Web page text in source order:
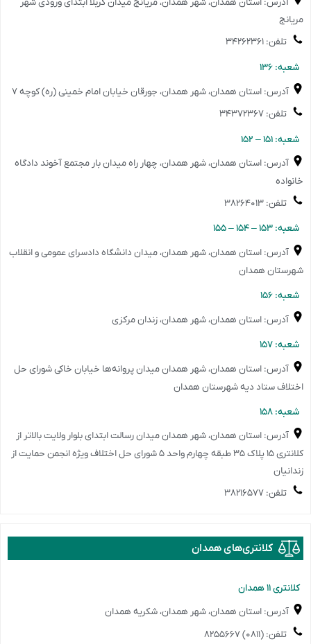
مریانج
تلفن: ۳۴۲۶۲۳۶۱
️شعبه: ۱۳۶
آدرس: استان همدان، شهر همدان، جورقان خیابان امام خمینی (ره) کوچه ۷
تلفن: ۳۴۳۷۲۳۶۷
️شعبه: ۱۵۱ – ۱۵۲
آدرس: استان همدان، شهر همدان، چهار راه میدان بار مجتمع آخوند دادگاه
خانواده
تلفن: ۳۸۲۶۴۰۱۳
️شعبه: ۱۵۳ – ۱۵۴ – ۱۵۵
آدرس: استان همدان، شهر همدان، میدان دانشگاه دادسرای عمومی و انقلاب
شهرستان همدان
️شعبه: ۱۵۶
آدرس: استان همدان، شهر همدان، زندان مرکزی
️شعبه: ۱۵۷
آدرس: استان همدان، شهر همدان میدان پروانه‌ها خیابان خاکی شورای حل
اختلاف ستاد دیه شهرستان همدان
️شعبه: ۱۵۸
آدرس: استان همدان، شهر همدان میدان رسالت ابتدای بلوار ولایت بالاتر از
کلانتری ۱۵ پلاک ۳۵ طبقه چهارم واحد ۵ شورای حل اختلاف ویژه انجمن حمایت از
زندانیان
تلفن: ۳۸۲۱۶۵۷۷
کلانتری‌های همدان
️کلانتری ۱۱ همدان
آدرس: استان همدان، شهر همدان، شکریه همدان
تلفن: (۰۸۱۱) ۸۲۵۵۶۶۷